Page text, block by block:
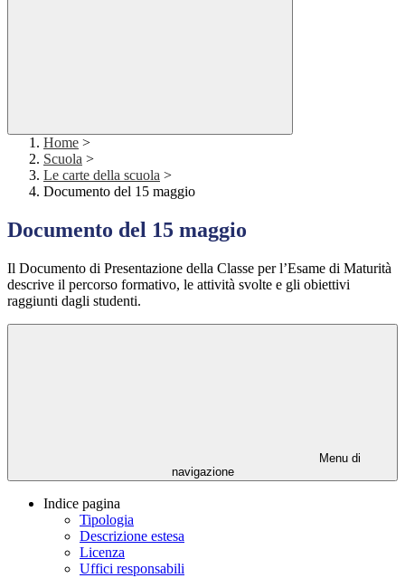
Home >
Scuola >
Le carte della scuola >
Documento del 15 maggio
Documento del 15 maggio
Il Documento di Presentazione della Classe per l’Esame di Maturità
descrive il percorso formativo, le attività svolte e gli obiettivi
raggiunti dagli studenti.
Menu di
navigazione
Indice pagina
Tipologia
Descrizione estesa
Licenza
Uffici responsabili